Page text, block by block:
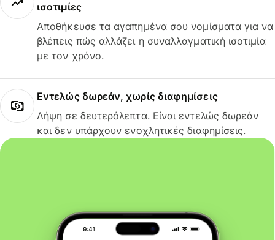
ισοτιμίες
Αποθήκευσε τα αγαπημένα σου νομίσματα για να
βλέπεις πώς αλλάζει η συναλλαγματική ισοτιμία
με τον χρόνο.
Εντελώς δωρεάν, χωρίς διαφημίσεις
Λήψη σε δευτερόλεπτα. Είναι εντελώς δωρεάν
και δεν υπάρχουν ενοχλητικές διαφημίσεις.